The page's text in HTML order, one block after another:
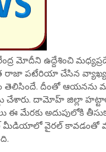
మోదీని ఉద్దేశించి
రాజా పటేరియా చేసిన
దీంతో ఆయనను
చేశారు. దామోహ్‌ జిల్లా
ఈ మేరకు అదుపులోకి
వైరల్ కావడంతో